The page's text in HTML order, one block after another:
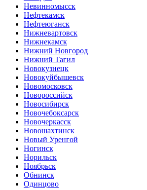
Невинномысск
Нефтекамск
Нефтеюганск
Нижневартовск
Нижнекамск
Нижний Новгород
Нижний Тагил
Новокузнецк
Новокуйбышевск
Новомосковск
Новороссийск
Новосибирск
Новочебоксарск
Новочеркасск
Новошахтинск
Новый Уренгой
Ногинск
Норильск
Ноябрьск
Обнинск
Одинцово